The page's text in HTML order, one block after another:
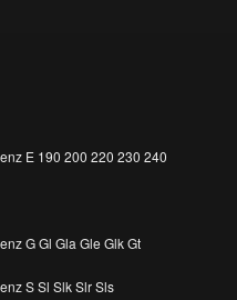
E 190 200 220 230 240
G Gl Gla Gle Glk Gt
S Sl Slk Slr Sls